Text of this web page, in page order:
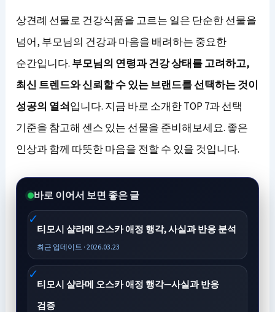
상견례 선물로 건강식품을 고르는 일은 단순한 선물을
넘어, 부모님의 건강과 마음을 배려하는 중요한
순간입니다. 부모님의 연령과 건강 상태를 고려하고,
최신 트렌드와 신뢰할 수 있는 브랜드를 선택하는 것이
성공의 열쇠입니다. 지금 바로 소개한 TOP 7과 선택
기준을 참고해 센스 있는 선물을 준비해보세요. 좋은
인상과 함께 따뜻한 마음을 전할 수 있을 것입니다.
바로 이어서 보면 좋은 글
티모시 샬라메 오스카 애정 행각, 사실과 반응 분석
최근 업데이트 · 2026.03.23
티모시 샬라메 오스카 애정 행각—사실과 반응
검증